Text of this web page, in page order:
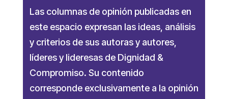
Las columnas de opinión publicadas en
este espacio expresan las ideas, análisis
y criterios de sus autoras y autores,
líderes y lideresas de Dignidad &
Compromiso. Su contenido
corresponde exclusivamente a la opinión